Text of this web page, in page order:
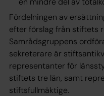
Fördelningen av
efter förslag från stiftets
Samrådsgruppens
sekreterare är
representanter för
stiftets tre län, samt
stiftsfullmäktige.